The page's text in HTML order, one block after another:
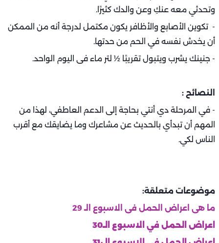
وتحدثي معه عنكِ وعن والدك كثيرًا.
- تكوين الأصابع والأظافر يكون مكتمل لدرجة أنه من الممكن
أن يخدش نفسه في الحم من حدتها.
- جنينك يشرب ويتبول تقريبًا ½ لتر ماء فى اليوم الواحد.
النصائح :
- في المرحلة دي أنتي بحاجة إلى الدعم العاطفي، لهذا من
المهم أن تبدأي بالحديث عن مشاعرك وما يضايقك مع أقرب
الناس لكي.
موضوعات متعلقة:
ما هى اعراض الحمل فى الاسبوع الـ 29
اعراض الحمل في الاسبوع الـ30